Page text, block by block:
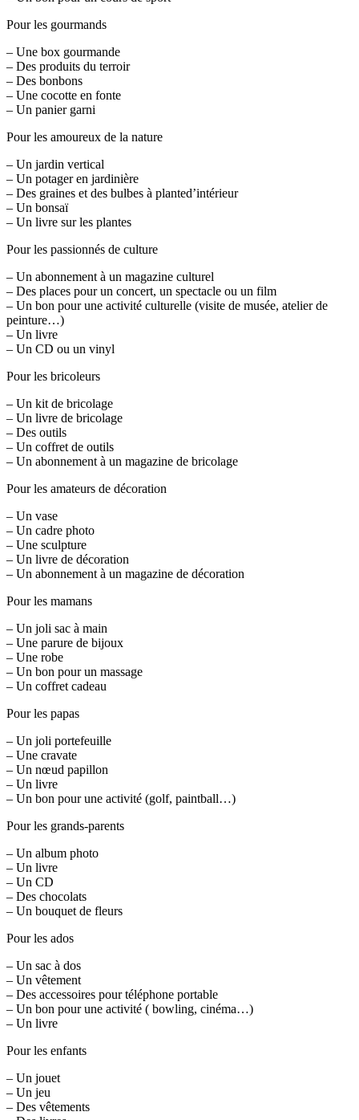
Pour les gourmands
– Une box gourmande
– Des produits du terroir
– Des bonbons
– Une cocotte en fonte
– Un panier garni
Pour les amoureux de la nature
– Un jardin vertical
– Un potager en jardinière
– Des graines et des bulbes à planted’intérieur
– Un bonsaï
– Un livre sur les plantes
Pour les passionnés de culture
– Un abonnement à un magazine culturel
– Des places pour un concert, un spectacle ou un film
– Un bon pour une activité culturelle (visite de musée, atelier de
peinture…)
– Un livre
– Un CD ou un vinyl
Pour les bricoleurs
– Un kit de bricolage
– Un livre de bricolage
– Des outils
– Un coffret de outils
– Un abonnement à un magazine de bricolage
Pour les amateurs de décoration
– Un vase
– Un cadre photo
– Une sculpture
– Un livre de décoration
– Un abonnement à un magazine de décoration
Pour les mamans
– Un joli sac à main
– Une parure de bijoux
– Une robe
– Un bon pour un massage
– Un coffret cadeau
Pour les papas
– Un joli portefeuille
– Une cravate
– Un nœud papillon
– Un livre
– Un bon pour une activité (golf, paintball…)
Pour les grands-parents
– Un album photo
– Un livre
– Un CD
– Des chocolats
– Un bouquet de fleurs
Pour les ados
– Un sac à dos
– Un vêtement
– Des accessoires pour téléphone portable
– Un bon pour une activité ( bowling, cinéma…)
– Un livre
Pour les enfants
– Un jouet
– Un jeu
– Des vêtements